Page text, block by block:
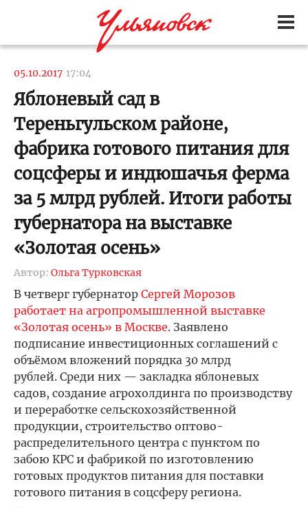
05.10.2017 17:04
Яблоневый сад в
Тереньгульском районе,
фабрика готового питания для
соцсферы и индюшачья ферма
за 5 млрд рублей. Итоги работы
губернатора на выставке
«Золотая осень»
Автор: Ольга Турковская
В четверг губернатор Сергей Морозов
работает на агропромышленной выставке
«Золотая осень» в Москве. Заявлено
подписание инвестиционных соглашений с
объёмом вложений порядка 30 млрд
рублей. Среди них — закладка яблоневых
садов, создание агрохолдинга по производству
и переработке сельскохозяйственной
продукции, строительство оптово-
распределительного центра с пунктом по
забою КРС и фабрикой по изготовлению
готовых продуктов питания для поставки
готового питания в соцсферу региона.